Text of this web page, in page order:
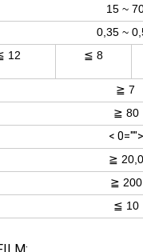
15 ~
0,35 ~
12 ≦ 8
≧ 7
≧ 80
< 0="">
≧ 20,0
≧ 200
≦ 10